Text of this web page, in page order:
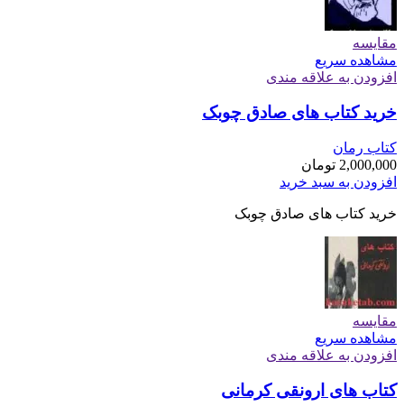
مقایسه
مشاهده سریع
افزودن به علاقه مندی
خرید کتاب های صادق چوبک
کتاب رمان
2,000,000 تومان
افزودن به سبد خرید
خرید کتاب های صادق چوبک
مقایسه
مشاهده سریع
افزودن به علاقه مندی
کتاب های ارونقی کرمانی